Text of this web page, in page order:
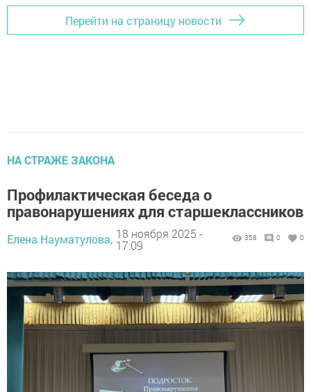
Перейти на страницу новости
НА СТРАЖЕ ЗАКОНА
Профилактическая беседа о
правонарушениях для старшеклассников
Елена Науматулова, 18 ноября 2025 -
17:09
358 0 0